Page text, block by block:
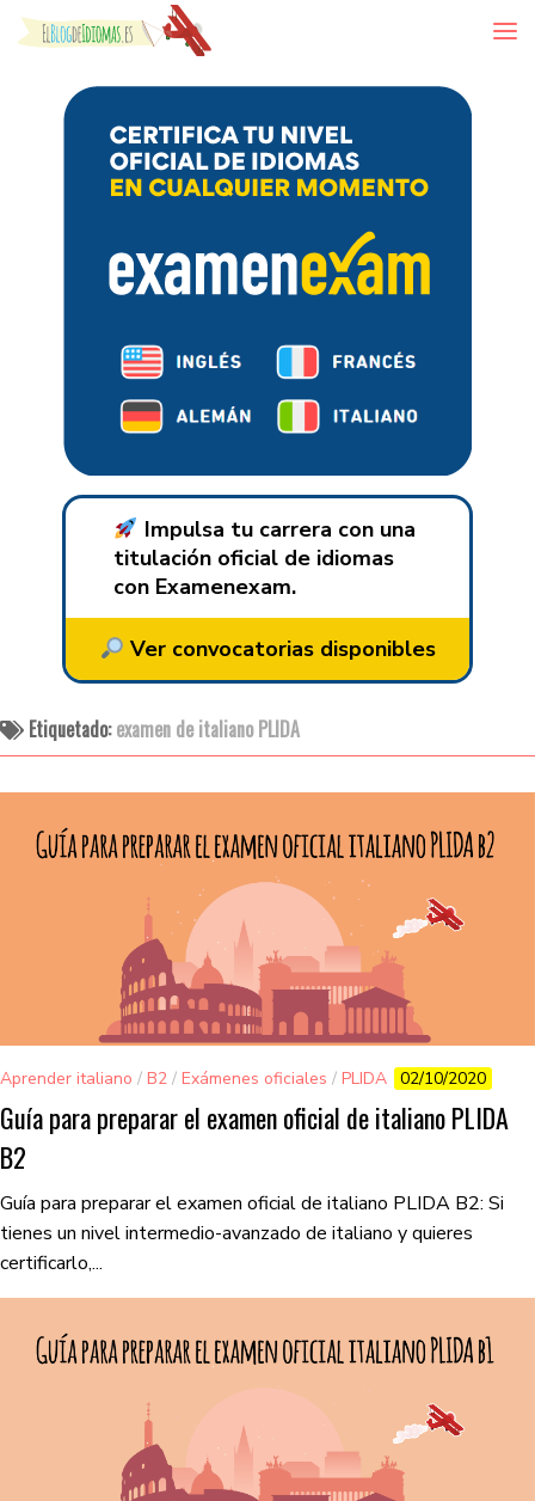
Skip to content
Impulsa tu carrera con una
titulación oficial de idiomas
con Examenexam.
Ver convocatorias disponibles
Etiquetado:examen de italiano PLIDA
Aprender italiano / B2 / Exámenes oficiales / PLIDA 02/10/2020
Guía para preparar el examen oficial de italiano PLIDA
B2
Guía para preparar el examen oficial de italiano PLIDA B2: Si
tienes un nivel intermedio-avanzado de italiano y quieres
certificarlo,...